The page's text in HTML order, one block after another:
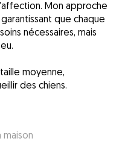
Mon approche
que chaque
nécessaires, mais
moyenne,
des chiens.
maison